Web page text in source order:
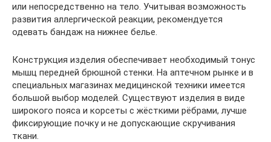
или непосредственно на тело. Учитывая возможность
развития аллергической реакции, рекомендуется
одевать бандаж на нижнее белье.
Конструкция изделия обеспечивает необходимый тонус
мышц передней брюшной стенки. На аптечном рынке и в
специальных магазинах медицинской техники имеется
большой выбор моделей. Существуют изделия в виде
широкого пояса и корсеты с жёсткими рёбрами, лучше
фиксирующие почку и не допускающие скручивания
ткани.